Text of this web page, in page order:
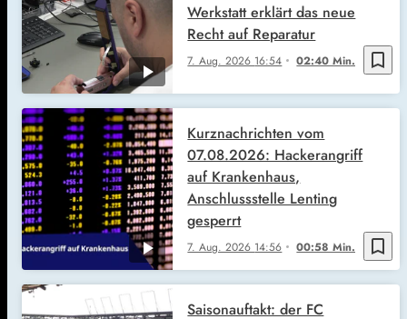
bookmark_border
7. Aug. 2026 16:54 02:40 Min.
Werkstatt erklärt das neue
Recht auf Reparatur
bookmark_border
7. Aug. 2026 14:56 00:58 Min.
Kurznachrichten vom
07.08.2026: Hackerangriff
auf Krankenhaus,
Anschlussstelle Lenting
gesperrt
Saisonauftakt: der FC